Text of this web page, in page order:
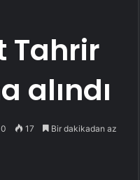
Tahrir
alındı
0 17 Bir dakikadan az